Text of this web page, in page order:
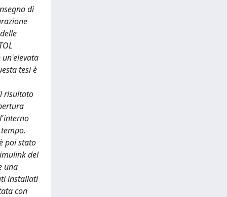
di
tesi è
risultato
poi stato
del
una
installati
con